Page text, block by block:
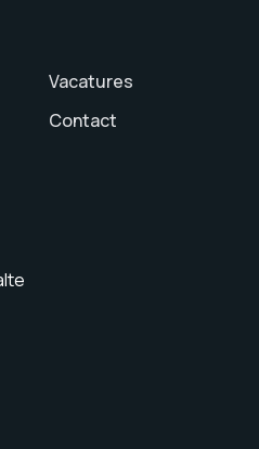
Vacatures
Contact